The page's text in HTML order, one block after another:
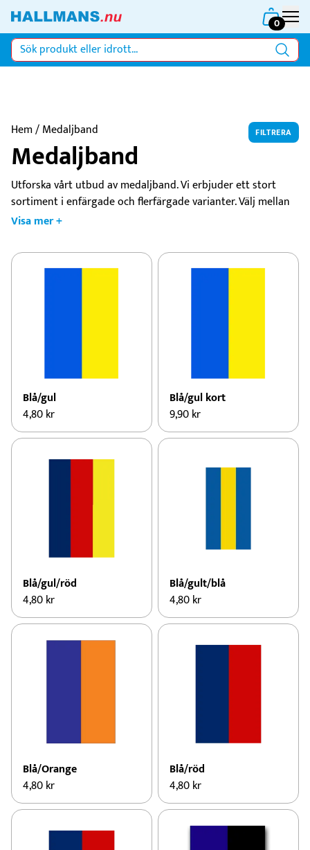
0
FILTRERA
Hem/ Medaljband
Medaljband
Utforska vårt utbud av medaljband. Vi erbjuder ett stort
sortiment i enfärgade och flerfärgade varianter. Välj mellan
långa och korta band för att hänga medaljen runt halsen
Visa mer +
Blå/gul
4,80kr
Blå/gul kort
9,90kr
Blå/gul/röd
4,80kr
Blå/gult/blå
4,80kr
Blå/Orange
4,80kr
Blå/röd
4,80kr